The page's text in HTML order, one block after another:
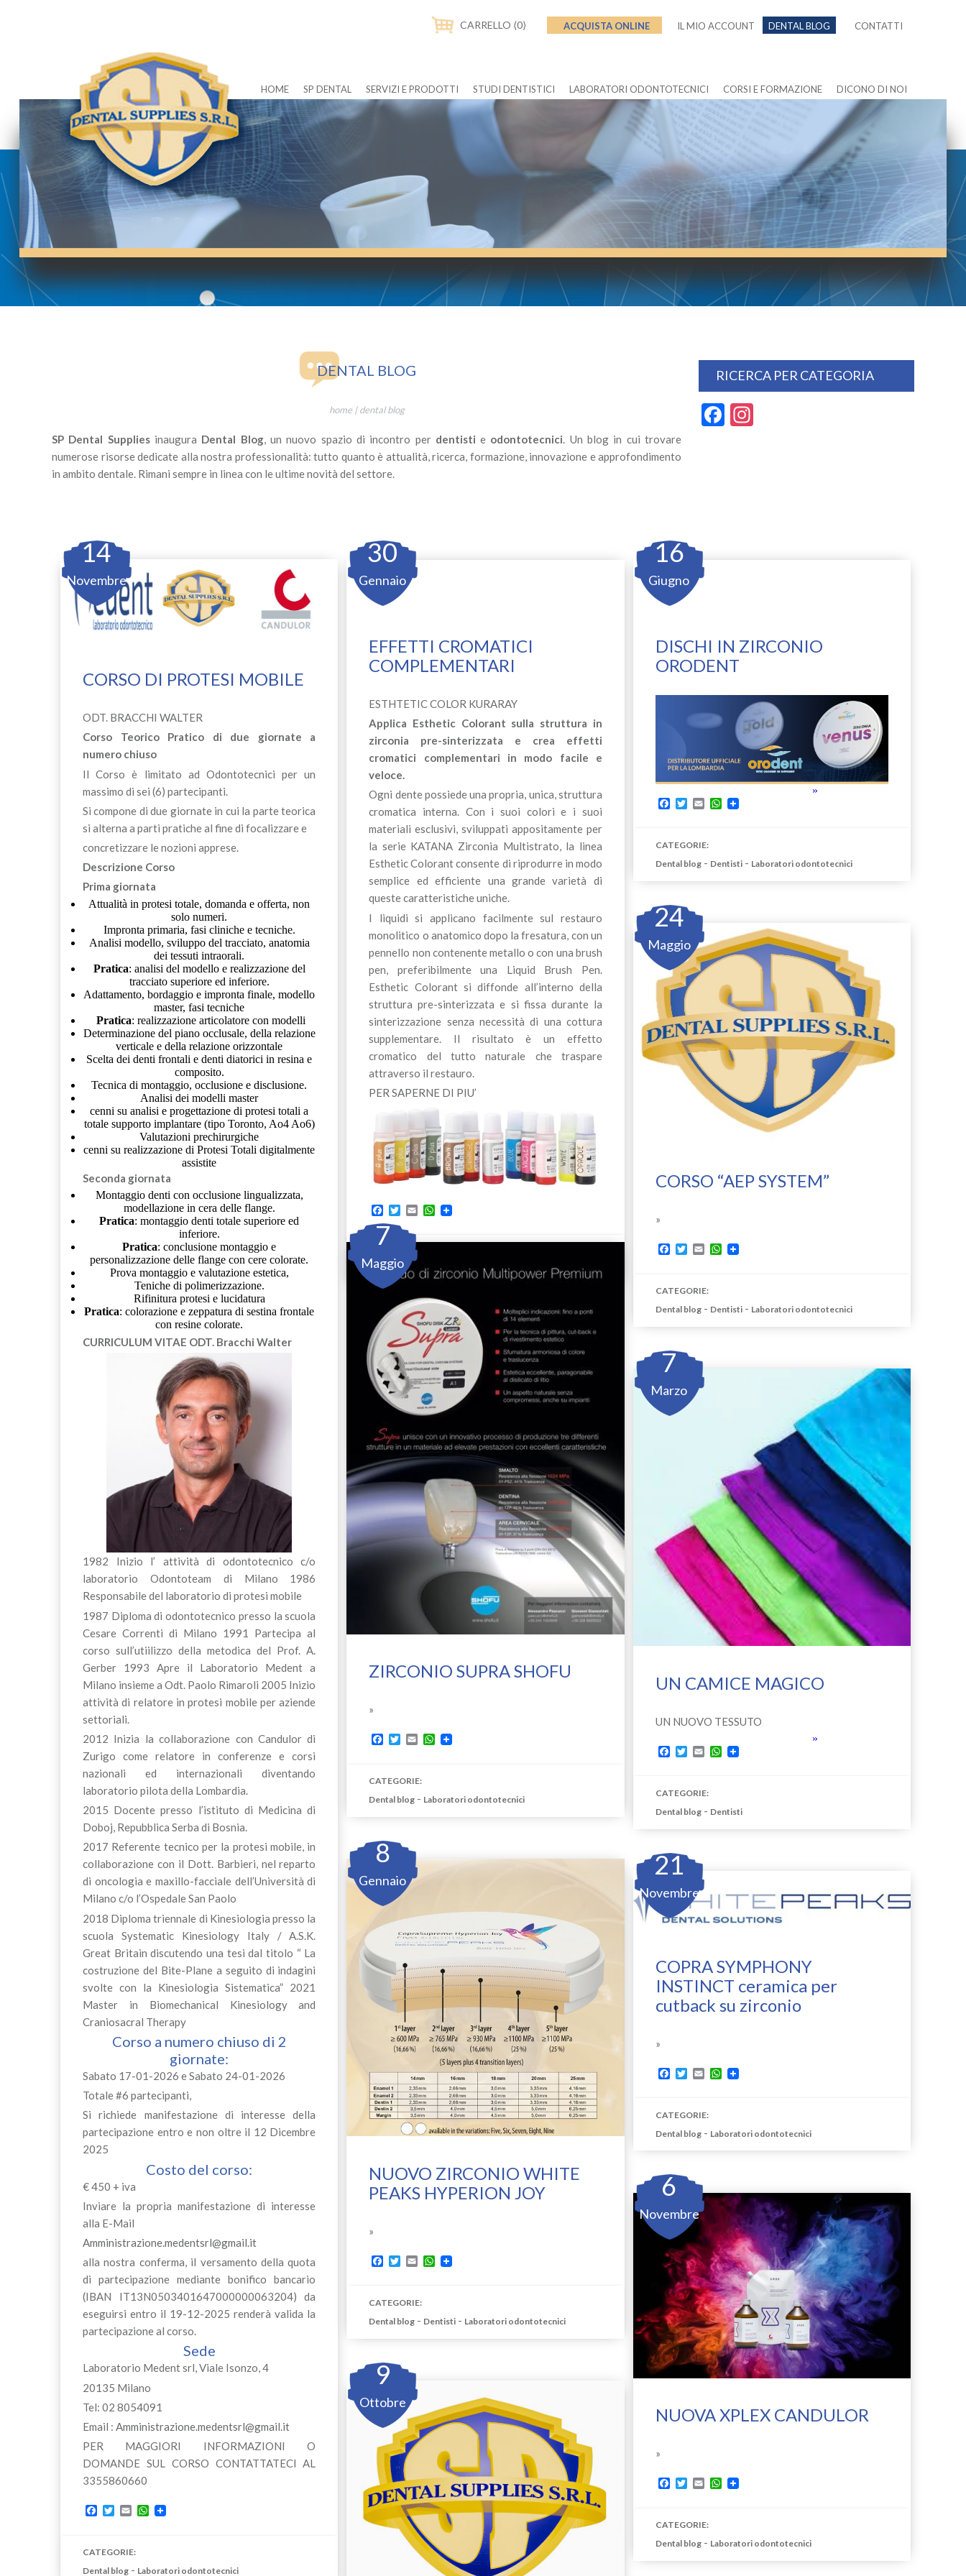
CARRELLO ⟨0⟩ ACQUISTA ONLINE IL MIO ACCOUNT DENTAL BLOG CONTATTI
HOME SP DENTAL SERVIZI E PRODOTTI STUDI DENTISTICI LABORATORI ODONTOTECNICI CORSI E FORMAZIONE DICONO DI NOI
DENTAL BLOG
home|dental blog
SP Dental Suppliesinaugura Dental Blog, un nuovo spazio di incontro per dentisti e odontotecnici. Un blog in cui trovare
numerose risorse dedicate alla nostra professionalità: tutto quanto è attualità, ricerca, formazione, innovazione e approfondimento
in ambito dentale. Rimani sempre in linea con le ultime novità del settore.
RICERCA PER CATEGORIA
Facebook
14
Novembre
CORSO DI PROTESI MOBILE
ODT. BRACCHI WALTER
Corso Teorico Pratico di due giornate a
numero chiuso
Il Corso è limitato ad Odontotecnici per un
massimo di sei (6) partecipanti.
Si compone di due giornate in cui la parte teorica
si alterna a parti pratiche al fine di focalizzare e
concretizzare le nozioni apprese.
Descrizione Corso
Prima giornata
Attualità in protesi totale, domanda e offerta, non
solo numeri.
Impronta primaria, fasi cliniche e tecniche.
Analisi modello, sviluppo del tracciato, anatomia
dei tessuti intraorali.
Pratica: analisi del modello e realizzazione del
tracciato superiore ed inferiore.
Adattamento, bordaggio e impronta finale, modello
master, fasi tecniche
Pratica: realizzazione articolatore con modelli
Determinazione del piano occlusale, della relazione
verticale e della relazione orizzontale
Scelta dei denti frontali e denti diatorici in resina e
composito.
Tecnica di montaggio, occlusione e disclusione.
Analisi dei modelli master
cenni su analisi e progettazione di protesi totali a
totale supporto implantare (tipo Toronto, Ao4 Ao6)
Valutazioni prechirurgiche
cenni su realizzazione di Protesi Totali digitalmente
assistite
Seconda giornata
Montaggio denti con occlusione lingualizzata,
modellazione in cera delle flange.
Pratica: montaggio denti totale superiore ed
inferiore.
Pratica: conclusione montaggio e
personalizzazione delle flange con cere colorate.
Prova montaggio e valutazione estetica,
Teniche di polimerizzazione.
Rifinitura protesi e lucidatura
Pratica: colorazione e zeppatura di sestina frontale
con resine colorate.
CURRICULUM VITAE ODT. Bracchi Walter
1982 Inizio l’ attività di odontotecnico c/o
laboratorio Odontoteam di Milano 1986
Responsabile del laboratorio di protesi mobile
1987 Diploma di odontotecnico presso la scuola
Cesare Correnti di Milano 1991 Partecipa al
corso sull’utiilizzo della metodica del Prof. A.
Gerber 1993 Apre il Laboratorio Medent a
Milano insieme a Odt. Paolo Rimaroli 2005 Inizio
attività di relatore in protesi mobile per aziende
settoriali.
2012 Inizia la collaborazione con Candulor di
Zurigo come relatore in conferenze e corsi
nazionali ed internazionali diventando
laboratorio pilota della Lombardia.
2015 Docente presso l’istituto di Medicina di
Doboj, Repubblica Serba di Bosnia.
2017 Referente tecnico per la protesi mobile, in
collaborazione con il Dott. Barbieri, nel reparto
di oncologia e maxillo-facciale dell’Università di
Milano c/o l’Ospedale San Paolo
2018 Diploma triennale di Kinesiologia presso la
scuola Systematic Kinesiology Italy / A.S.K.
Great Britain discutendo una tesi dal titolo “ La
costruzione del Bite-Plane a seguito di indagini
svolte con la Kinesiologia Sistematica” 2021
Master in Biomechanical Kinesiology and
Craniosacral Therapy
Corso a numero chiuso di 2
giornate:
Sabato 17-01-2026 e Sabato 24-01-2026
Totale #6 partecipanti,
Si richiede manifestazione di interesse della
partecipazione entro e non oltre il 12 Dicembre
2025
Costo del corso:
€ 450 + iva
Inviare la propria manifestazione di interesse
alla E-Mail
Amministrazione.medentsrl@gmail.it
alla nostra conferma, il versamento della quota
di partecipazione mediante bonifico bancario
(IBAN IT13N0503401647000000063204) da
eseguirsi entro il 19-12-2025 renderà valida la
partecipazione al corso.
Sede
Laboratorio Medent srl, Viale Isonzo, 4
20135 Milano
Tel: 02 8054091
Email : Amministrazione.medentsrl@gmail.it
PER MAGGIORI INFORMAZIONI O
DOMANDE SUL CORSO CONTATTATECI AL
3355860660
Facebook
TwitterEmailWhatsApp
CATEGORIE:
Dental blog- Laboratori odontotecnici
30
Gennaio
EFFETTI CROMATICI
COMPLEMENTARI
ESTHTETIC COLOR KURARAY
Applica Esthetic Colorant sulla struttura in
zirconia pre-sinterizzata e crea effetti
cromatici complementari in modo facile e
veloce.
Ogni dente possiede una propria, unica, struttura
cromatica interna. Con i suoi colori e i suoi
materiali esclusivi, sviluppati appositamente per
la serie KATANA Zirconia Multistrato, la linea
Esthetic Colorant consente di riprodurre in modo
semplice ed efficiente una grande varietà di
queste caratteristiche uniche.
I liquidi si applicano facilmente sul restauro
monolitico o anatomico dopo la fresatura, con un
pennello non contenente metallo o con una brush
pen, preferibilmente una Liquid Brush Pen.
Esthetic Colorant si diffonde all’interno della
struttura pre-sinterizzata e si fissa durante la
sinterizzazione senza necessità di una cottura
supplementare. Il risultato è un effetto
cromatico del tutto naturale che traspare
attraverso il restauro.
PER SAPERNE DI PIU’
Facebook
TwitterEmailWhatsApp
CATEGORIE:
Dental blog -Laboratori odontotecnici
16
Giugno
DISCHI IN ZIRCONIO
ORODENT
»
Facebook
TwitterEmailWhatsApp
CATEGORIE:
Dental blog- Dentisti- Laboratori odontotecnici
24
Maggio
CORSO “AEP SYSTEM”
»
Facebook
TwitterEmailWhatsApp
CATEGORIE:
Dental blog- Dentisti- Laboratori odontotecnici
7
Maggio
ZIRCONIO SUPRA SHOFU
»
Facebook
TwitterEmailWhatsApp
CATEGORIE:
Dental blog - Laboratori odontotecnici
7
Marzo
UN CAMICE MAGICO
UN NUOVO TESSUTO
»
Facebook
TwitterEmailWhatsApp
CATEGORIE:
Dental blog- Dentisti
8
Gennaio
NUOVO ZIRCONIO WHITE
PEAKS HYPERION JOY
»
Facebook
TwitterEmailWhatsApp
CATEGORIE:
Dental blog - Dentisti - Laboratori odontotecnici
21
Novembre
COPRA SYMPHONY
INSTINCT ceramica per
cutback su zirconio
»
Facebook
TwitterEmailWhatsApp
CATEGORIE:
Dental blog- Laboratori odontotecnici
6
Novembre
NUOVA XPLEX CANDULOR
»
Facebook
TwitterEmailWhatsApp
CATEGORIE:
Dental blog- Laboratori odontotecnici
9
Ottobre